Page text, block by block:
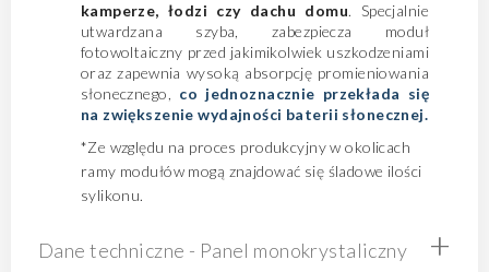
kamperze, łodzi czy dachu domu. Specjalnie
utwardzana szyba, zabezpiecza moduł
fotowoltaiczny przed jakimikolwiek uszkodzeniami
oraz zapewnia wysoką absorpcję promieniowania
słonecznego, co jednoznacznie przekłada się
na zwiększenie wydajności baterii słonecznej.
*Ze względu na proces produkcyjny w okolicach
ramy modułów mogą znajdować się śladowe ilości
sylikonu.
Dane techniczne - Panel monokrystaliczny
+